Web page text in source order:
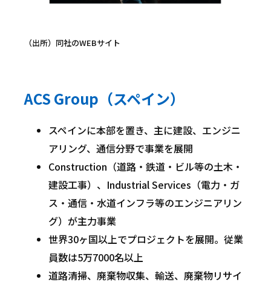
（出所）同社のWEBサイト
ACS Group（スペイン）
スペインに本部を置き、主に建設、エンジニ
アリング、通信分野で事業を展開
Construction（道路・鉄道・ビル等の土木・
建設工事）、Industrial Services（電力・ガ
ス・通信・水道インフラ等のエンジニアリン
グ）が主力事業
世界30ヶ国以上でプロジェクトを展開。従業
員数は5万7000名以上
道路清掃、廃棄物収集、輸送、廃棄物リサイ